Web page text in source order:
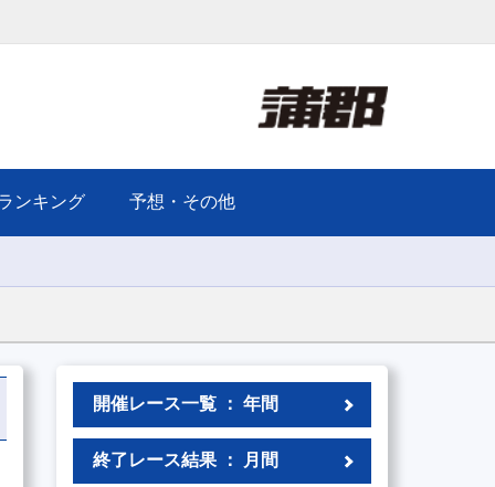
ンキング 予想・その他
開催レース一覧 ： 年間
終了レース結果 ： 月間